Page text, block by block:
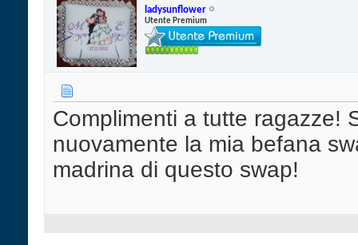
ladysunflower
Utente Premium
Complimenti a tutte ragazze!
nuovamente la mia befana
madrina di questo swap!